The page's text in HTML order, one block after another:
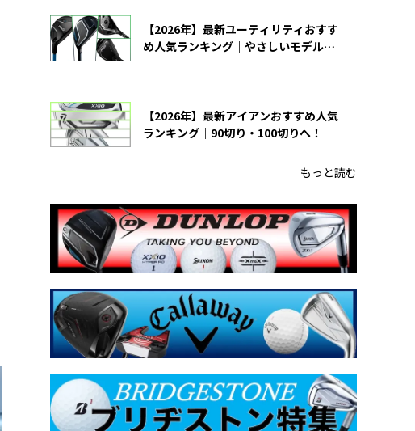
【2026年】最新ユーティリティおすす
め人気ランキング｜やさしいモデルの
【2026年】最新アイアンおすすめ人気
ランキング｜90切り・100切りへ！
もっと読む